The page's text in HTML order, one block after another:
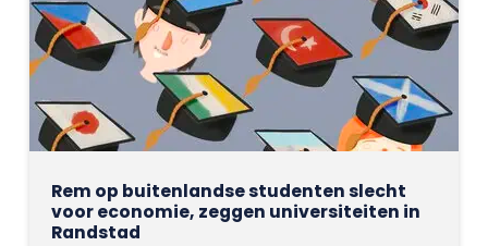
Rem op buitenlandse studenten slecht
voor economie, zeggen universiteiten in
Randstad